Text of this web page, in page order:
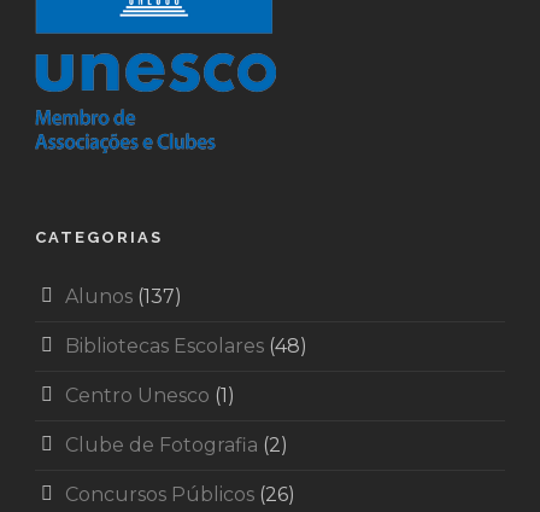
CATEGORIAS
Alunos (137)
Bibliotecas Escolares (48)
Centro Unesco (1)
Clube de Fotografia (2)
Concursos Públicos (26)